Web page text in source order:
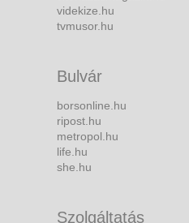
videkize.hu
tvmusor.hu
Bulvár
borsonline.hu
ripost.hu
metropol.hu
life.hu
she.hu
Szolgáltatás